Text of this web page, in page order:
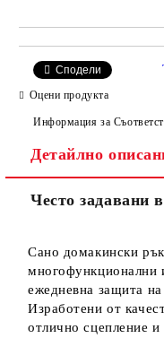
Сподели
Оцени продукта
Информация за
Детайлно
Често задавани
Сано домакински
многофункционални
ежедневна защита
Изработени от
отлично сцепление